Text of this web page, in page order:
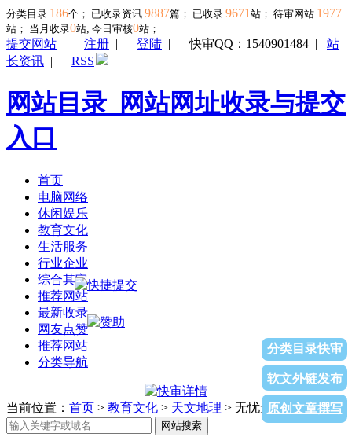
分类目录 186个； 已收录资讯 9887篇； 已收录 9671 站； 待审网站 1977
站； 当月收录0站; 今日审核0站；
提交网站 | 注册 | 登陆 |快审QQ：1540901484 | 站
长资讯 | RSS
网站目录_网站网址收录与提交
入口
首页
电脑网络
休闲娱乐
教育文化
生活服务
行业企业
综合其它
推荐网站
最新收录
网友点赞
推荐网站
分类导航
分类目录快审
软文外链发布
原创文章撰写
当前位置： 首页 > 教育文化 > 天文地理 > 无忧无虑地理网
网站搜索